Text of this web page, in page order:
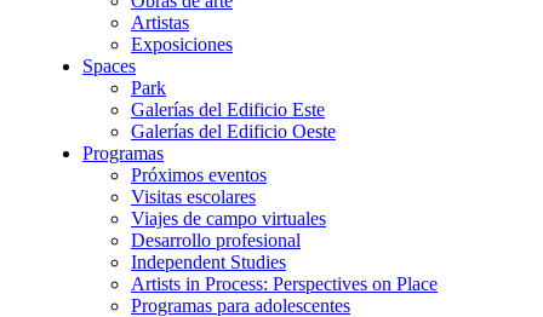
Artistas
Exposiciones
Spaces
Park
Galerías del Edificio Este
Galerías del Edificio Oeste
Programas
Próximos eventos
Visitas escolares
Viajes de campo virtuales
Desarrollo profesional
Independent Studies
Artists in Process: Perspectives on Place
Programas para adolescentes